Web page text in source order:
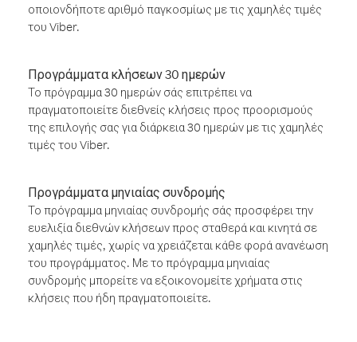
οποιονδήποτε αριθμό παγκοσμίως με τις χαμηλές τιμές
του Viber.
Προγράμματα κλήσεων 30 ημερών
Το πρόγραμμα 30 ημερών σάς επιτρέπει να
πραγματοποιείτε διεθνείς κλήσεις προς προορισμούς
της επιλογής σας για διάρκεια 30 ημερών με τις χαμηλές
τιμές του Viber.
Προγράμματα μηνιαίας συνδρομής
Το πρόγραμμα μηνιαίας συνδρομής σάς προσφέρει την
ευελιξία διεθνών κλήσεων προς σταθερά και κινητά σε
χαμηλές τιμές, χωρίς να χρειάζεται κάθε φορά ανανέωση
του προγράμματος. Με το πρόγραμμα μηνιαίας
συνδρομής μπορείτε να εξοικονομείτε χρήματα στις
κλήσεις που ήδη πραγματοποιείτε.